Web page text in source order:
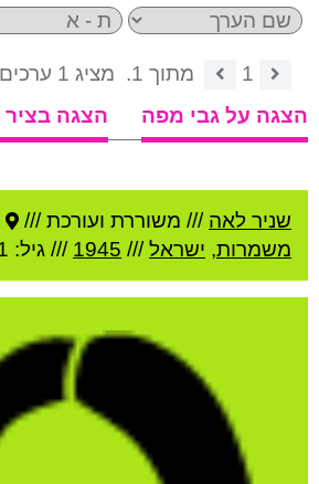
1 מתוך 1.
מציג 1 ערכים.
הצגה על גבי מפה
הצגה בציר
שניר לאה /// משוררת ועורכת ///
משמרות, ישראל///
1945 /// גיל: 81